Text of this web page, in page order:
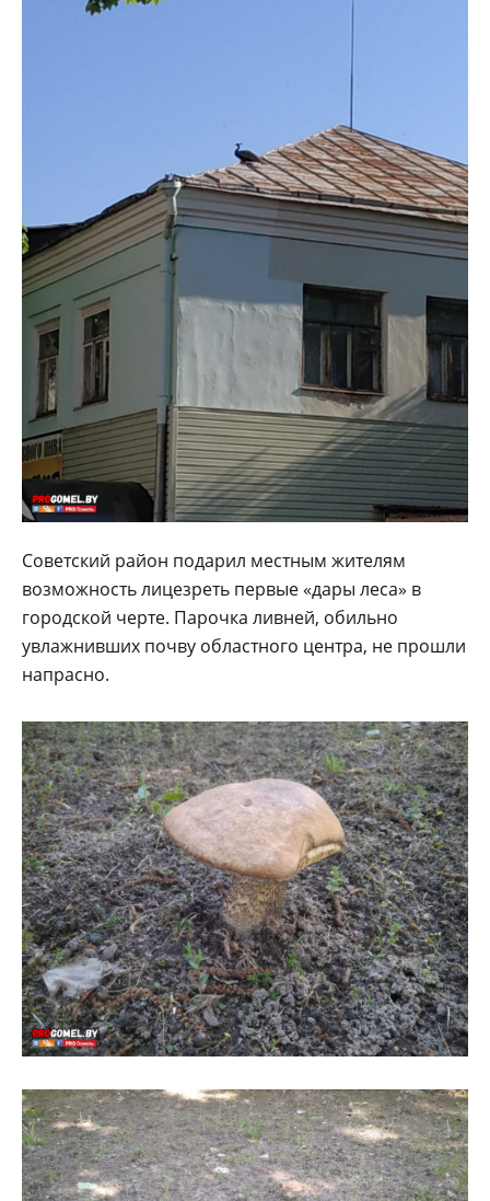
Советский район подарил местным жителям
возможность лицезреть первые «дары леса» в
городской черте. Парочка ливней, обильно
увлажнивших почву областного центра, не прошли
напрасно.